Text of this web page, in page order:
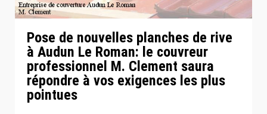
Pose de nouvelles planches de rive
à Audun Le Roman: le couvreur
professionnel M. Clement saura
répondre à vos exigences les plus
pointues